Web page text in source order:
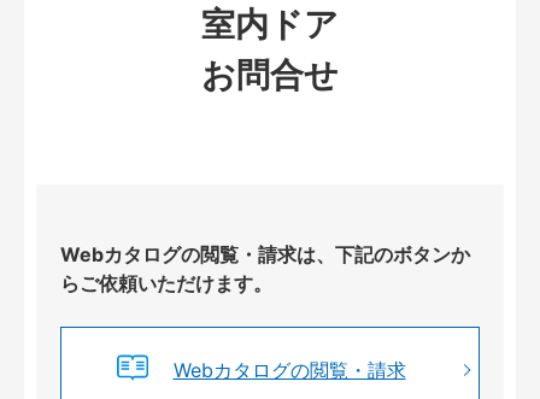
室内ドア
お問合せ
Webカタログの閲覧・請求は、下記のボタンか
らご依頼いただけます。
Webカタログの閲覧・請求